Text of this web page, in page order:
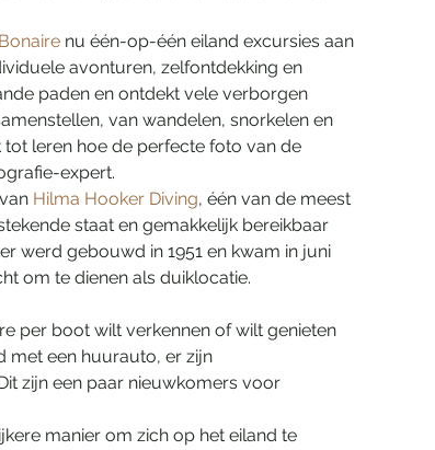
nu één-op-één eiland excursies aan
avonturen, zelfontdekking en
paden en ontdekt vele verborgen
van wandelen, snorkelen en
leren hoe de perfecte foto van de
expert.
Hilma Hooker Diving, één van de meest
staat en gemakkelijk bereikbaar
werd gebouwd in 1951 en kwam in juni
om te dienen als duiklocatie.
per boot wilt verkennen of wilt genieten
met een huurauto, er zijn
zijn een paar nieuwkomers voor
manier om zich op het eiland te